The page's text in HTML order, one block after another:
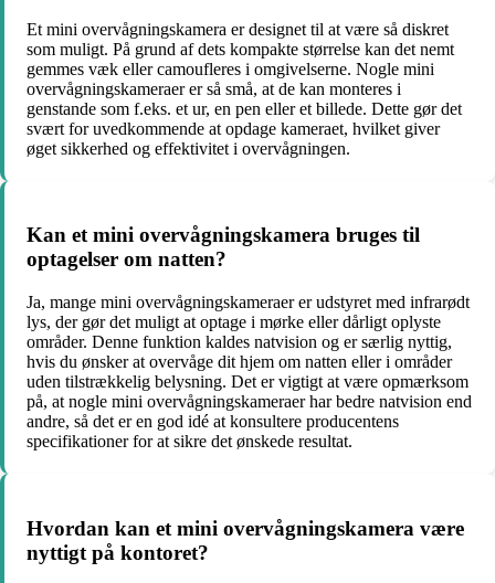
Et mini overvågningskamera er designet til at være så diskret
som muligt. På grund af dets kompakte størrelse kan det nemt
gemmes væk eller camoufleres i omgivelserne. Nogle mini
overvågningskameraer er så små, at de kan monteres i
genstande som f.eks. et ur, en pen eller et billede. Dette gør det
svært for uvedkommende at opdage kameraet, hvilket giver
øget sikkerhed og effektivitet i overvågningen.
Kan et mini overvågningskamera bruges til
optagelser om natten?
Ja, mange mini overvågningskameraer er udstyret med infrarødt
lys, der gør det muligt at optage i mørke eller dårligt oplyste
områder. Denne funktion kaldes natvision og er særlig nyttig,
hvis du ønsker at overvåge dit hjem om natten eller i områder
uden tilstrækkelig belysning. Det er vigtigt at være opmærksom
på, at nogle mini overvågningskameraer har bedre natvision end
andre, så det er en god idé at konsultere producentens
specifikationer for at sikre det ønskede resultat.
Hvordan kan et mini overvågningskamera være
nyttigt på kontoret?